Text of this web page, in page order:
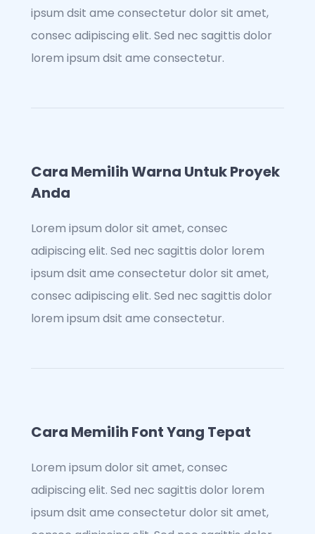
ipsum dsit ame consectetur dolor sit amet,
consec adipiscing elit. Sed nec sagittis dolor
lorem ipsum dsit ame consectetur.
Cara Memilih Warna Untuk Proyek
Anda
Lorem ipsum dolor sit amet, consec
adipiscing elit. Sed nec sagittis dolor lorem
ipsum dsit ame consectetur dolor sit amet,
consec adipiscing elit. Sed nec sagittis dolor
lorem ipsum dsit ame consectetur.
Cara Memilih Font Yang Tepat
Lorem ipsum dolor sit amet, consec
adipiscing elit. Sed nec sagittis dolor lorem
ipsum dsit ame consectetur dolor sit amet,